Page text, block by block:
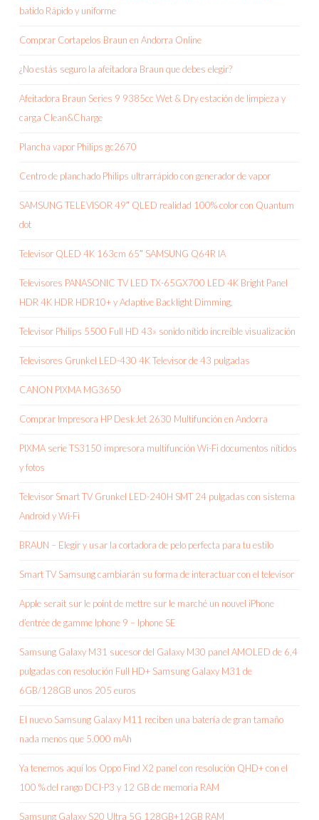
batido Rápido y uniforme
Comprar Cortapelos Braun en Andorra Online
¿No estás seguro la afeitadora Braun que debes elegir?
Afeitadora Braun Series 9 9385cc Wet & Dry estación de limpieza y
carga Clean&Charge
Plancha vapor Philips gc2670
Centro de planchado Philips ultrarrápido con generador de vapor
SAMSUNG TELEVISOR 49″ QLED realidad 100% color con Quantum
dot
Televisor QLED 4K 163cm 65″ SAMSUNG Q64R IA
Televisores PANASONIC TV LED TX-65GX700 LED 4K Bright Panel
HDR 4K HDR HDR10+ y Adaptive Backlight Dimming,
Televisor Philips 5500 Full HD 43» sonido nítido increíble visualización
Televisores Grunkel LED-430 4K Televisor de 43 pulgadas
CANON PIXMA MG3650
Comprar Impresora HP DeskJet 2630 Multifunción en Andorra
PIXMA serie TS3150 impresora multifunción Wi-Fi documentos nítidos
y fotos
Televisor Smart TV Grunkel LED-240H SMT 24 pulgadas con sistema
Android y Wi-Fi
BRAUN – Elegir y usar la cortadora de pelo perfecta para tu estilo
Smart TV Samsung cambiarán su forma de interactuar con el televisor
Apple serait sur le point de mettre sur le marché un nouvel iPhone
d’entrée de gamme Iphone 9 – Iphone SE
Samsung Galaxy M31 sucesor del Galaxy M30 panel AMOLED de 6,4
pulgadas con resolución Full HD+ Samsung Galaxy M31 de
6GB/128GB unos 205 euros
El nuevo Samsung Galaxy M11 reciben una batería de gran tamaño
nada menos que 5.000 mAh
Ya tenemos aquí los Oppo Find X2 panel con resolución QHD+ con el
100 % del rango DCI-P3 y 12 GB de memoria RAM
Samsung Galaxy S20 Ultra 5G 128GB+12GB RAM